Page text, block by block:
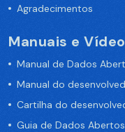
Agradecimentos
Manuais e
Manual de Dados
Manual do
Cartilha do
Guia de Dados Abertos